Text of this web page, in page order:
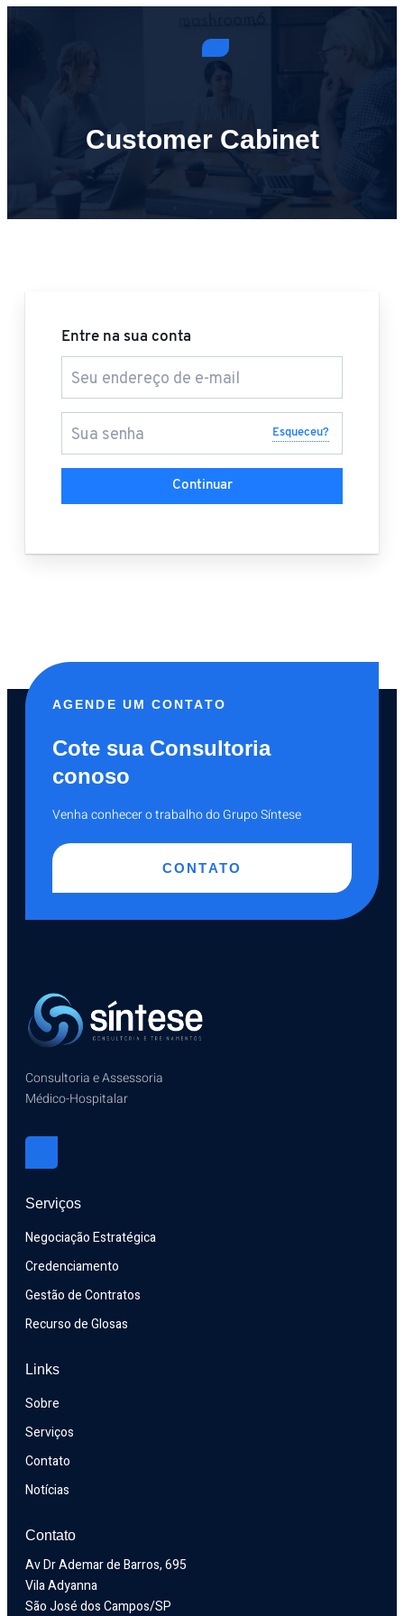
Customer Cabinet
Entre na sua conta
Esqueceu?
Continuar
AGENDE UM CONTATO
Cote sua Consultoria
conoso
Venha conhecer o trabalho do Grupo Síntese
CONTATO
Consultoria e Assessoria
Médico-Hospitalar
Serviços
Negociação Estratégica
Credenciamento
Gestão de Contratos
Recurso de Glosas
Links
Sobre
Serviços
Contato
Notícias
Contato
Av Dr Ademar de Barros, 695
Vila Adyanna
São José dos Campos/SP